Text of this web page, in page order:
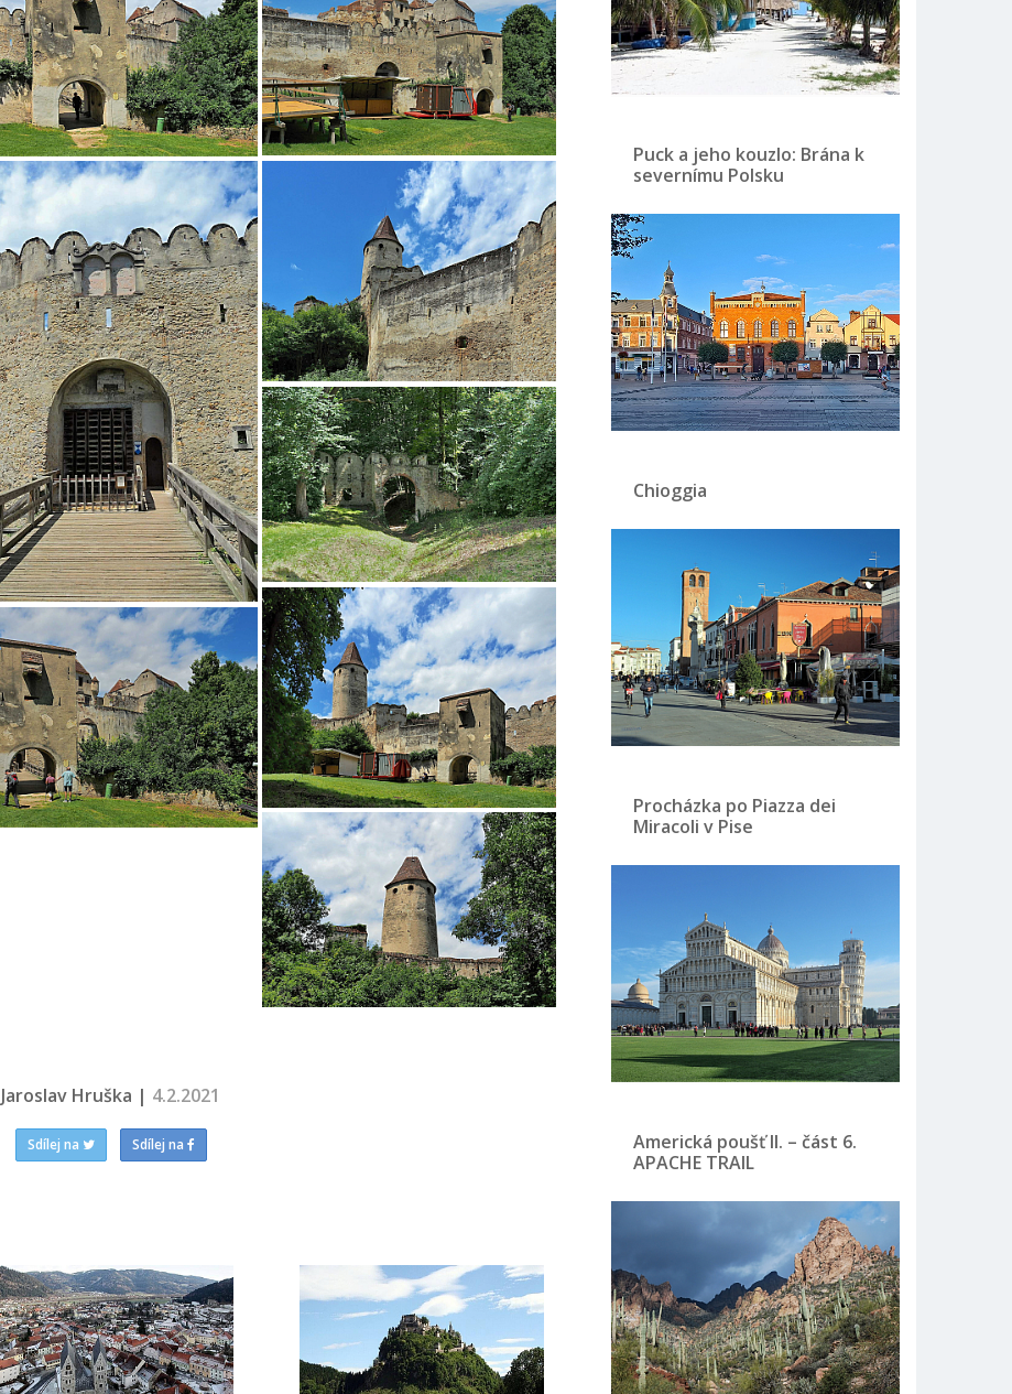
Jaroslav Hruška | 4.2.2021
Sdílej na Sdílej na
Puck a jeho kouzlo: Brána k
severnímu Polsku
Chioggia
Procházka po Piazza dei
Miracoli v Pise
Americká poušť II. – část 6.
APACHE TRAIL